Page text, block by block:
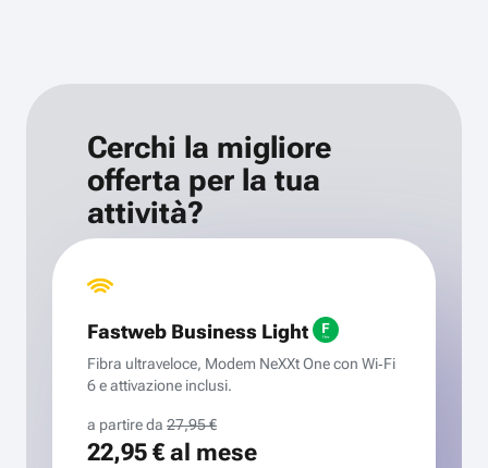
Cerchi la migliore
offerta per la tua
attività?
Fastweb Business Light
Fibra ultraveloce, Modem NeXXt One con Wi‑Fi
6 e attivazione inclusi.
a partire da 27,95 €
22,95 €al mese